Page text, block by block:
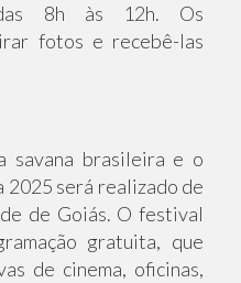
8h às 12h. Os
fotos e recebê-las
savana brasileira e o
2025 será realizado de
de Goiás. O festival
gratuita, que
de cinema, oficinas,